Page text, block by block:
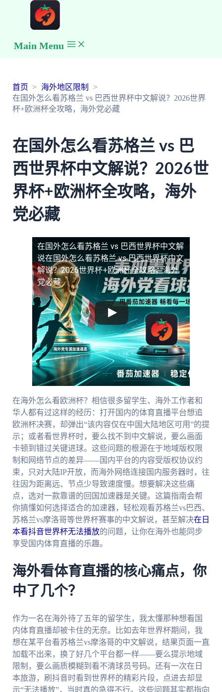
Main Menu
首页
海外地区限制
在国外怎么看苏格兰 vs 巴西世界杯中文解说？2026世界
杯+欧洲杯全攻略，海外党必藏
在国外怎么看苏格兰 vs 巴
西世界杯中文解说？2026世
界杯+欧洲杯全攻略，海外
党必藏
在国外怎么看苏格兰 vs 巴西世界杯中文解
说在国外怎么看苏格兰 vs 巴西世界杯中文
解说？2026世界杯+欧洲杯全攻略，海外
党必藏
在海外怎么看欧洲杯？相信很多留学生、海外工作者和
华人都有过这样的经历：打开国内的体育直播平台想追
欧洲杯决赛，却弹出“该内容仅在中国大陆地区可用”的提
示；或者看世界杯时，要么找不到中文解说，要么画面
卡顿到错过关键进球。这些问题的根源在于地域版权限
制和网络节点的差异——国内平台的内容受版权协议约
束，只对大陆IP开放，而海外网络连接国内服务器时，往
往因为距离远、节点少导致速度慢。想要解决这些痛
点，选对一款靠谱的回国加速器是关键。这篇指南会帮
你搞懂如何选择适合的加速器，轻松观看苏格兰vs巴西、
苏格兰vs摩洛哥等世界杯赛事的中文解说，甚至解决在日
本看抖音世界杯无法播放的问题，让你在海外也能同步
享受国内体育直播的乐趣。
海外看体育直播的核心痛点，你
中了几个？
作为一名在海外待了五年的留学生，我太懂那种想看国
内体育直播却被卡住的无奈。比如去年世界杯期间，我
想在某平台看苏格兰vs摩洛哥的中文解说，结果页面一直
加载不出来，换了好几个平台都一样——要么提示地域
限制，要么画质模糊到看不清球员号码。还有一次在日
本旅游，刷抖音时看到世界杯的精彩片段，点进去却显
示“无法播放”，当时真的急得不行。这些问题其实都指向